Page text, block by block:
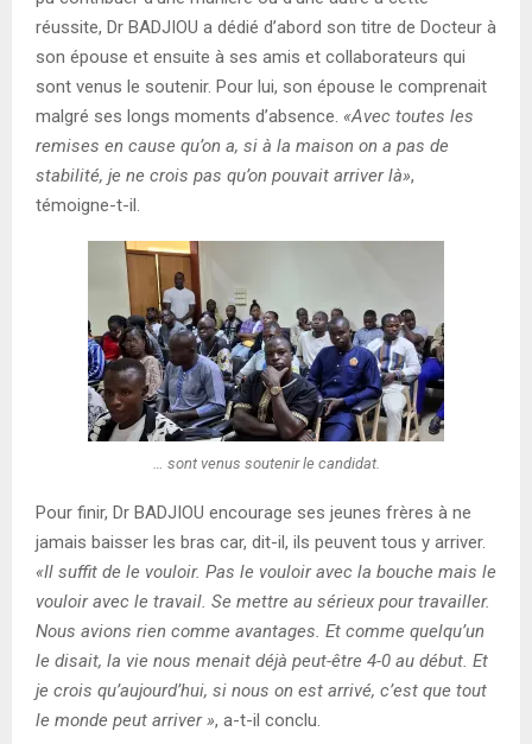
réussite, Dr BADJIOU a dédié d’abord son titre de Docteur à
son épouse et ensuite à ses amis et collaborateurs qui
sont venus le soutenir. Pour lui, son épouse le comprenait
malgré ses longs moments d’absence. «Avec toutes les
remises en cause qu’on a, si à la maison on a pas de
stabilité, je ne crois pas qu’on pouvait arriver là»,
témoigne-t-il.
… sont venus soutenir le candidat.
Pour finir, Dr BADJIOU encourage ses jeunes frères à ne
jamais baisser les bras car, dit-il, ils peuvent tous y arriver.
«Il suffit de le vouloir. Pas le vouloir avec la bouche mais le
vouloir avec le travail. Se mettre au sérieux pour travailler.
Nous avions rien comme avantages. Et comme quelqu’un
le disait, la vie nous menait déjà peut-être 4-0 au début. Et
je crois qu’aujourd’hui, si nous on est arrivé, c’est que tout
le monde peut arriver », a-t-il conclu.